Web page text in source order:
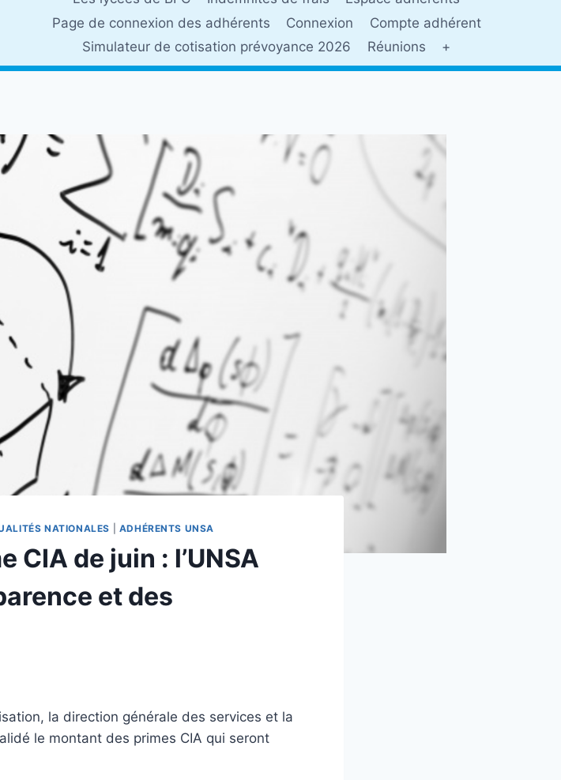
Page de connexion des adhérents
Connexion
Compte adhérent
Simulateur de cotisation prévoyance 2026
Réunions +
NATIONALES ADHÉRENTS UNSA
CIA de juin : l’UNSA
et des
la direction générale des services et la
le montant des primes CIA qui seront